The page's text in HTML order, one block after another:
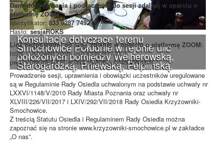
Konsultacje dotyczące terenu
Smochowice Południe w rejonie ulic
położonych pomiędzy Wejherowską,
Starogardzką, Pniewską, Pelplińską.
Dane do logowania i podłączenia do sesji zdalnej w oparciu o
platformę ZOOM:
Identyfikator:833 9287 7492
Hasło:sesjaROKS
Link bezpośredni do sesji zdalnej w oparciu o platformę ZOOM:
https://us02web.zoom.us/j/83392877492?
pwd=VDNGdENXRVdGWEo5MDB2aUI4dGtWdz09
Prowadzenie sesji, uprawnienia i obowiązki uczestników uregulowane
są w Regulaminie Rady Osiedla uchwalonym na podstawie uchwały nr
LXXVI/1148/V/2010 Rady Miasta Poznania oraz uchwały nr
XLVIII/226/VII/2017 i LXIV/292/VII/2018 Rady Osiedla Krzyżowniki-
Smochowice.
Z treścią Statutu Osiedla i Regulaminem Rady Osiedla można
zapoznać się na stronie www.krzyzowniki-smochowice.pl w zakładce
„O nas”.